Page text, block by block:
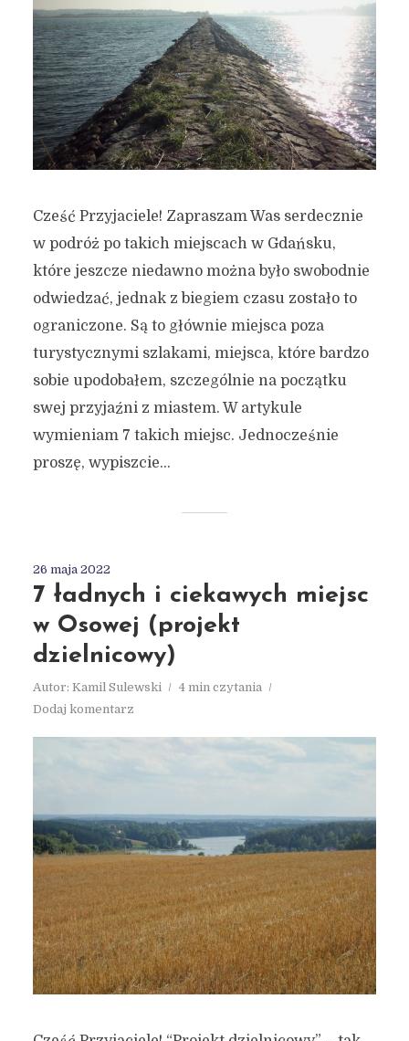
Cześć Przyjaciele! Zapraszam Was serdecznie
w podróż po takich miejscach w Gdańsku,
które jeszcze niedawno można było swobodnie
odwiedzać, jednak z biegiem czasu zostało to
ograniczone. Są to głównie miejsca poza
turystycznymi szlakami, miejsca, które bardzo
sobie upodobałem, szczególnie na początku
swej przyjaźni z miastem. W artykule
wymieniam 7 takich miejsc. Jednocześnie
proszę, wypiszcie...
26 maja 2022
7 ładnych i ciekawych miejsc
w Osowej (projekt
dzielnicowy)
Autor: Kamil Sulewski
4 min czytania
Dodaj komentarz